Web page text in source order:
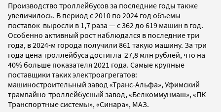
Производство троллейбусов за последние годы также
увеличилось. В период с 2010 по 2024 год объемы
поставок выросли в 1,7 раза — с 362 до 619 машин в год.
Особенно активный рост наблюдался в последние три
года, в 2024-м города получили 861 такую машину. За три
года цена троллейбуса достигла 27,8 млн рублей, что на
40% больше показателя 2021 года. Самые крупные
поставщики таких электроагрегатов:
машиностроительный завод «Транс-Альфа», Уфимский
трамвайно-троллейбусный завод, «Белкоммунмаш», «ПК
Транспортные системы», «Синара», МАЗ.